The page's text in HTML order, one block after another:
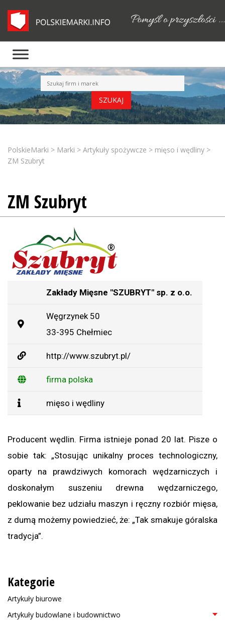
PolskieMarki > Marki > Artykuły spożywcze > mięso i wędliny >
ZM Szubryt
ZM Szubryt
Zakłady Mięsne "SZUBRYT" sp. z o.o.
Węgrzynek 50
33-395 Chełmiec
http://www.szubryt.pl/
firma polska
mięso i wędliny
Producent wędlin. Firma istnieje ponad 20 lat. Pisze o
sobie tak: „Stosując unikalny proces technologiczny,
oparty na prawdziwych komorach wędzarniczych i
doskonałym suszeniu drewna wędzarniczego,
peklowanie bez udziału maszyn i ręczny rozbiór mięsa,
z dumą możemy powiedzieć, że: „Tak smakuje góralska
tradycja”.
Kategorie
Artykuły biurowe
Artykuły budowlane i budownictwo